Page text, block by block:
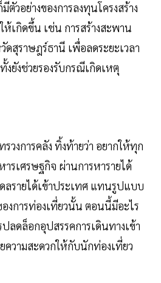
วอย่างของการลงทุนโครงสร้าง
เกิดขึ้น เช่น การสร้างสะพาน
ดสุราษฎร์ธานี เพื่อลดระยะเวลา
งยังช่วยรองรับกรณีเกิดเหตุ
วงการคลัง ทิ้งท้ายว่า อยากให้ทุก
รเศรษฐกิจ ผ่านการหารายได้
รายได้เข้าประเทศ แทนรูปแบบ
องการท่องเที่ยวนั้น ตอนนี้มีอะไร
ลดล็อกอุปสรรคการเดินทางเข้า
ความสะดวกให้กับนักท่องเที่ยว